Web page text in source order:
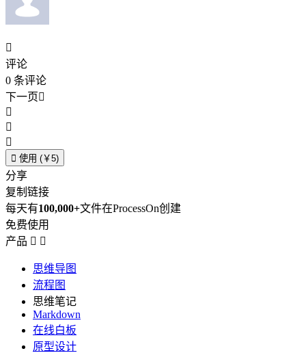

评论
0 条评论
下一页



 使用 (￥5)
分享
复制链接
每天有100,000+文件在ProcessOn创建
免费使用
产品  
思维导图
流程图
思维笔记
Markdown
在线白板
原型设计